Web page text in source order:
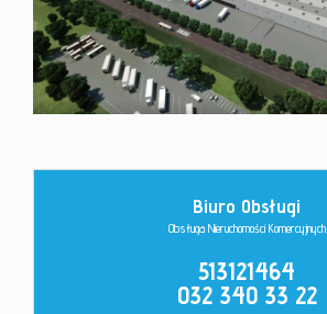
Biuro Obsługi
Obsługa Nieruchomości Komercyjnych
513121464
032 340 33 22